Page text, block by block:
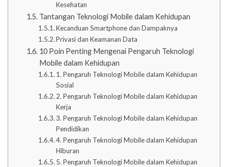
Kesehatan
Tantangan Teknologi Mobile dalam Kehidupan
Kecanduan Smartphone dan Dampaknya
Privasi dan Keamanan Data
10 Poin Penting Mengenai Pengaruh Teknologi
Mobile dalam Kehidupan
1. Pengaruh Teknologi Mobile dalam Kehidupan
Sosial
2. Pengaruh Teknologi Mobile dalam Kehidupan
Kerja
3. Pengaruh Teknologi Mobile dalam Kehidupan
Pendidikan
4. Pengaruh Teknologi Mobile dalam Kehidupan
Hiburan
5. Pengaruh Teknologi Mobile dalam Kehidupan